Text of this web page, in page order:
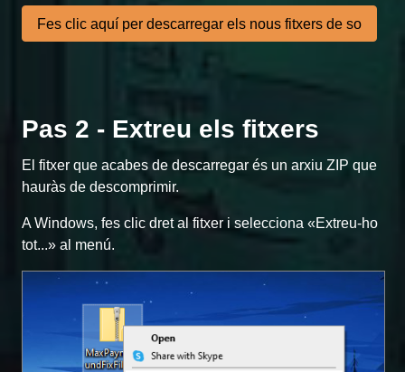
Fes clic aquí per descarregar els nous fitxers de so
Pas 2 - Extreu els fitxers
El fitxer que acabes de descarregar és un arxiu ZIP que
hauràs de descomprimir.
A Windows, fes clic dret al fitxer i selecciona «Extreu-ho
tot...» al menú.